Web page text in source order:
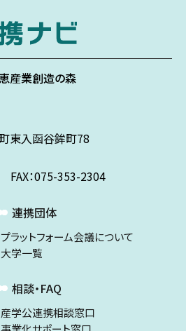
産業創造の森
東入函谷鉾町78
：075-353-2304
連携団体
プラットフォーム会議について
大学一覧
相談・FAQ
産学公連携相談窓口